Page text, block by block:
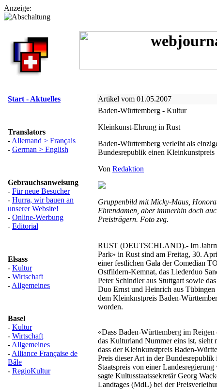
Anzeige:
Start - Aktuelles
Translators
- Allemand > Français
- German > English
Gebrauchsanweisung
- Für neue Besucher
- Hurra, wir bauen an
unserer Website!
- Online-Werbung
- Editorial
Elsass
- Kultur
- Wirtschaft
- Allgemeines
Basel
- Kultur
- Wirtschaft
- Allgemeines
- Alliance Française de
Bâle
- RegioKultur
Artikel vom 01.05.2007
Baden-Württemberg - Kultur
Kleinkunst-Ehrung in Rust
Baden-Württemberg verleiht als
Bundesrepublik einen Kleinkunstpreis
Von Redaktion
Gruppenbild mit Micky-Maus,
Ehrendamen, aber immerhin doch
Preisträgern. Foto zvg.
RUST (DEUTSCHLAND).- Im
Park» in Rust sind am Freitag, 30.
einer festlichen Gala der Comedian
Ostfildern-Kemnat, das Liederduo
Peter Schindler aus Stuttgart sowie
Duo Ernst und Heinrich aus
dem Kleinknstpreis Baden-
worden.
«Dass Baden-Württemberg im Reigen
das Kulturland Nummer eins ist, sieht
dass der Kleinkunstpreis Baden-
Preis dieser Art in der Bundesrepublik
Staatspreis von einer
sagte Kultusstaatssekretär Georg
Landtages (MdL) bei der